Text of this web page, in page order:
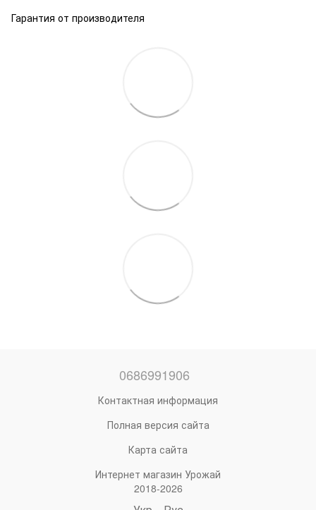
Гарантия от производителя
0686991906
Контактная информация
Полная версия сайта
Карта сайта
Интернет магазин Урожай
2018-2026